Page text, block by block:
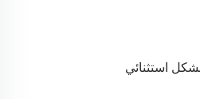
استثنائي